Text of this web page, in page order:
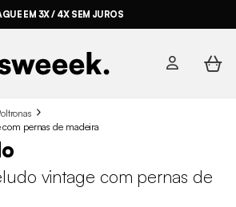
EM 3X / 4X SEM JUROS
pernas de madeira
vintage com pernas de